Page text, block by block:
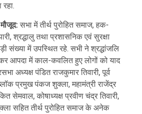
सभा में तीर्थ पुरोहित समाज, हक-
श्रद्धालु तथा प्रशासनिक एवं सुरक्षा
संख्या में उपस्थित रहे. सभी ने श्रद्धांजलि
आपदा में काल-कवलित हुए लोगों को याद
अध्यक्ष पंडित राजकुमार तिवारी, पूर्व
प्रमुख पंकज शुक्ला, महामंत्री राजेंद्र
सेमवाल, कोषाध्यक्ष प्रवीण चंद्र तिवारी,
सहित तीर्थ पुरोहित समाज के अनेक